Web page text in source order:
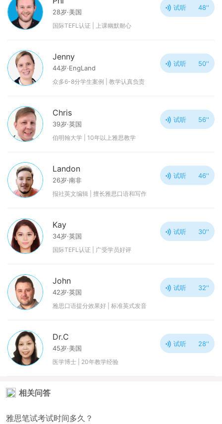
28岁·美国
国际TEFL认证 | 上课幽默耐心
试听 48''
Jenny
44岁·EngLand
众多6-8分学生案例 | 教学认真负责
试听 50''
Chris
39岁·英国
伯明翰大学 | 10年以上雅思教学
试听 56''
Landon
26岁·南非
报社英文编辑 | 擅长雅思口语和写作
试听 46''
Kay
34岁·英国
国际TEFL认证 | 广受学员好评
试听 30''
John
42岁·英国
雅思口语提分效果好 | 标准英式发音
试听 32''
Dr.C
45岁·美国
医学博士 | 20年教学经验
试听 28''
相关问答
雅思笔试考试时间多久？